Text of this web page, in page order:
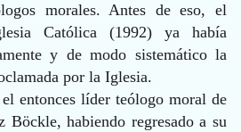
morales. Antes de eso, el
Católica (1992) ya había
y de modo sistemático la
por la Iglesia.
entonces líder teólogo moral de
Böckle, habiendo regresado a su